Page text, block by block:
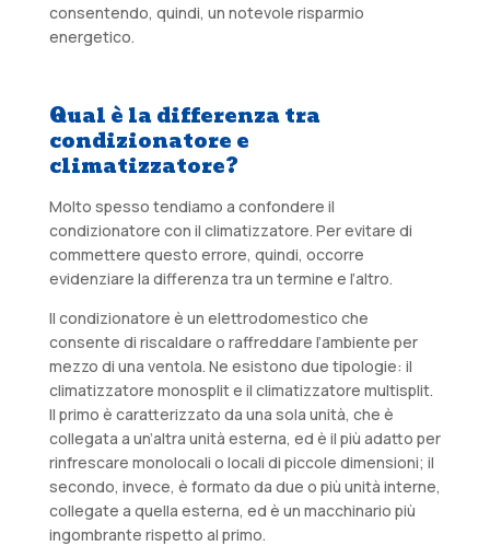
consentendo, quindi, un notevole risparmio
energetico.
Qual è la differenza tra
condizionatore e
climatizzatore?
Molto spesso tendiamo a confondere il
condizionatore con il climatizzatore. Per evitare di
commettere questo errore, quindi, occorre
evidenziare la differenza tra un termine e l’altro.
Il condizionatore è un elettrodomestico che
consente di riscaldare o raffreddare l’ambiente per
mezzo di una ventola. Ne esistono due tipologie: il
climatizzatore monosplit e il climatizzatore multisplit.
Il primo è caratterizzato da una sola unità, che è
collegata a un’altra unità esterna, ed è il più adatto per
rinfrescare monolocali o locali di piccole dimensioni; il
secondo, invece, è formato da due o più unità interne,
collegate a quella esterna, ed è un macchinario più
ingombrante rispetto al primo.